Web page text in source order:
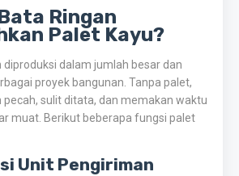
Ringan
Palet Kayu?
diproduksi dalam jumlah besar dan
proyek bangunan. Tanpa palet,
pecah, sulit ditata, dan memakan waktu
muat. Berikut beberapa fungsi palet
Unit Pengiriman